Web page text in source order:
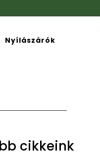
Nyílászárók
cikkeink